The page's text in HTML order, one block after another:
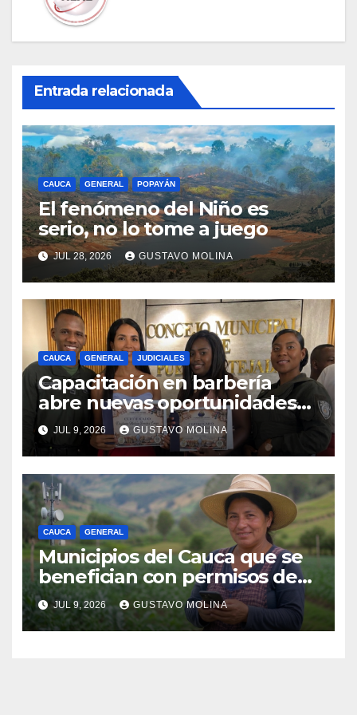
Entrada relacionada
CAUCA GENERAL POPAYÁN
El fenómeno del Niño es
serio, no lo tome a juego
JUL 28, 2026 GUSTAVO MOLINA
CAUCA GENERAL JUDICIALES
Capacitación en barbería
abre nuevas oportunidades
para los jóvenes de Puerto
Tejada, Cauca
JUL 9, 2026 GUSTAVO MOLINA
CAUCA GENERAL
Municipios del Cauca que se
benefician con permisos de
uso de la banda de 900 MHz.
para conectividad digital
JUL 9, 2026 GUSTAVO MOLINA